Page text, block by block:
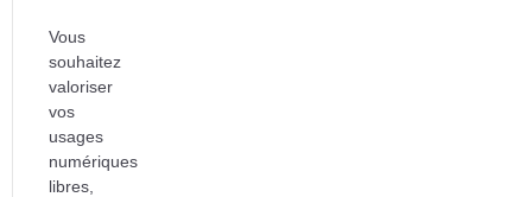
Vous
souhaitez
valoriser
vos
usages
numériques
libres,